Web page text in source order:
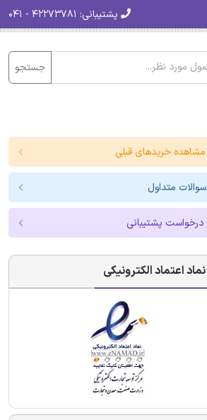
پشتیبانی:
جستجو
مشاهده خریدهای قبلی
سوالات متداول
درخواست پشتیبانی
نماد اعتماد الکترونیکی